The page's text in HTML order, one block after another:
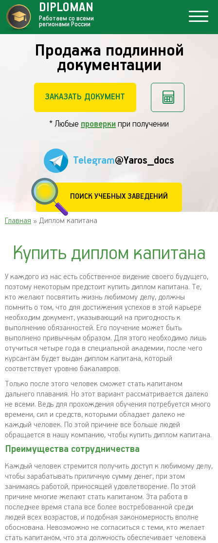
Продажа подлинной
документации
ЗАКАЗАТЬ ДОКУМЕНТ
* Любые проверки при получении
Telegram@Yaros_docs
ПОИСК УЧЕБНЫХ ЗАВЕДЕНИЙ
DIPLOMAN
Работаем со всеми
регионами России
Главная » Диплом капитана
Купить диплом капитана
У каждого из нас есть собственное видение своего будущего,
поэтому некоторым предстоит купить диплом капитана. Те,
кто желают посвятить жизнь любимому делу, должны
помнить о том, что для достижения успехов в этой карьере
необходим документ, указывающий на пригодность к
выполнению обязанностей. Его поучение может быть
выполнено привычным образом. Для этого необходимо лишь
отучиться четыре года в специальной академии, после чего
курсантам будет выдан диплом капитана, который
соответствует уровню бакалавров.
Только после этого человек сможет стать капитаном
дальнего плавания. Но этот вариант рассматривается далеко
не всеми. Ведь для прохождения обучения потребуется много
времени, сил и средств, которыми обладает далеко не
каждый человек. По этой причине все больше людей
обращается в нашу компанию, чтобы купить диплом капитана.
Преимущества сотрудничества
Каждый человек стремится получить доступ к любимому делу,
чтобы зарабатывать приличную сумму денег, при этом
занимаясь работой, приносящей удовлетворение. По этой
причине многие желают стать капитаном. Эта работа в
последнее время стала все более востребованной среди
людей всех возрастов, и подобная закономерность вполне
обоснована. Невозможно не согласиться с теми, кто желает
стать капитаном, что эта должность обеспечивает человека